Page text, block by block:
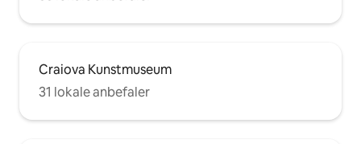
Craiova Kunstmuseum
31 lokale anbefaler